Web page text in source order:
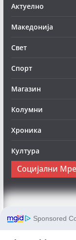
Актуелно
Македонија
Свет
Спорт
Магазин
Колумни
Хроника
Култура
Социјални